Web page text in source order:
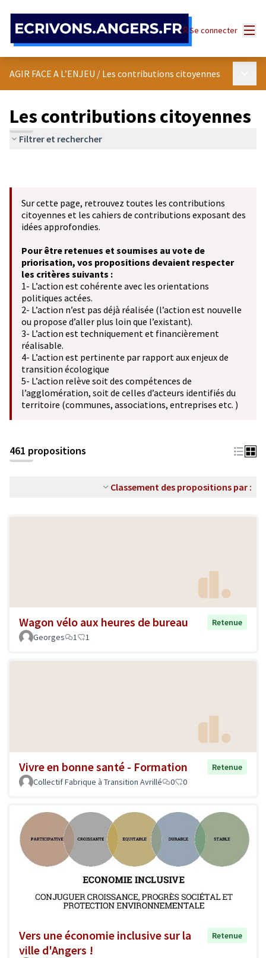
Se connecter
AGIR FACE A L’ENJEU / Les contributions citoyennes
Les contributions citoyennes
Filtrer et rechercher
Sur cette page, retrouvez toutes les contributions
citoyennes et les cahiers de contributions exposant des
idées approfondies.
Pour être retenues et soumises au vote de
priorisation, vos propositions devaient respecter
les critères suivants :
1- L’action est cohérente avec les orientations
politiques actées.
2- L’action n’est pas déjà réalisée (l’action est nouvelle
ou propose d’aller plus loin que l’existant).
3- L’action est techniquement et financièrement
réalisable.
4- L’action est pertinente par rapport aux enjeux de
transition écologique
5- L’action relève soit des compétences de
l’agglomération, soit de celles d’acteurs identifiés du
territoire (communes, associations, entreprises etc. )
461 propositions
Classement des propositions par :
Wagon vélo aux heures de bureau
Retenue
Georges
1 1
Vivre en bonne santé - Formation
Retenue
Collectif Fabrique à Transition Avrillé
0 0
Vers une économie inclusive sur la
ville d'Angers !
Retenue